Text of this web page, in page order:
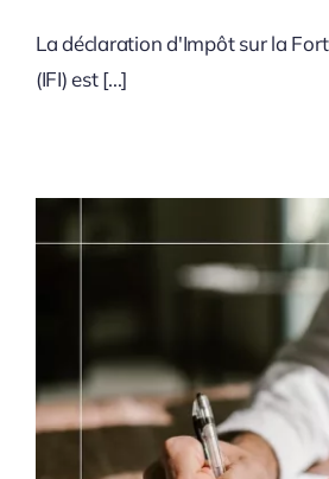
La déclaration d'Impôt sur la
(IFI) est [...]